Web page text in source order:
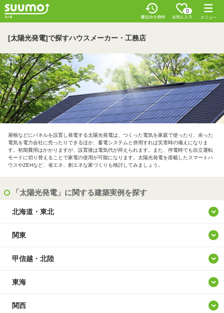
0
[太陽光発電]で探すハウスメーカー・工務店
屋根などにパネルを設置し発電する太陽光発電は、つくった電気を家庭で使ったり、余った
電気を電力会社に売ったりできるほか、蓄電システムと併用すれば災害時の備えになりま
す。初期費用はかかりますが、設置後は電気代が抑えられます。また、停電時でも自立運転
モードに切り替えることで家電の使用が可能になります。太陽光発電を搭載したスマートハ
ウスやZEHなど、省エネ、創エネな家づくりも検討してみましょう。
「太陽光発電」に関する建築実例を探す
北海道・東北
北海道
青森
岩手
宮城
関東
東京
神奈川
埼玉
甲信越・北陸
山梨
新潟
東海
愛知
関西